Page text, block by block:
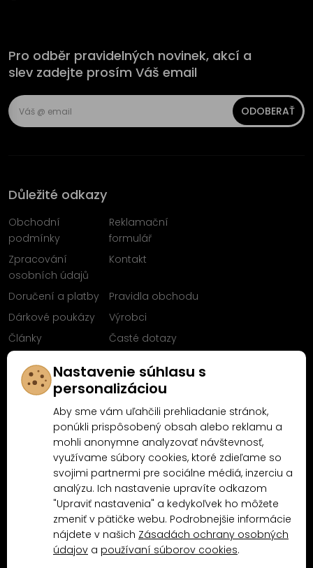
Pro odběr pravidelných novinek, akcí a
slev zadejte prosím Váš email
ODOBERAŤ
Důležité odkazy
Obchodní
podmínky
Reklamační
formulář
Zpracování
osobních údajů
Kontakt
Doručení a platby
Pravidla obchodu
Dárkové poukázy
Výrobci
Články
Časté dotazy
Facebooku
Proč nakoupit u MN-Modelář.cz
4.9/5(10481x) 4.5/5 (189x)
Nastavenie súhlasu s
personalizáciou
Aby sme vám uľahčili prehliadanie stránok,
ponúkli prispôsobený obsah alebo reklamu a
mohli anonymne analyzovať návštevnosť,
využívame súbory cookies, ktoré zdieľame so
svojimi partnermi pre sociálne médiá, inzerciu a
analýzu. Ich nastavenie upravíte odkazom
"Upraviť nastavenia" a kedykoľvek ho môžete
zmeniť v pätičke webu. Podrobnejšie informácie
nájdete v našich Zásadách ochrany osobných
údajov a používaní súborov cookies.